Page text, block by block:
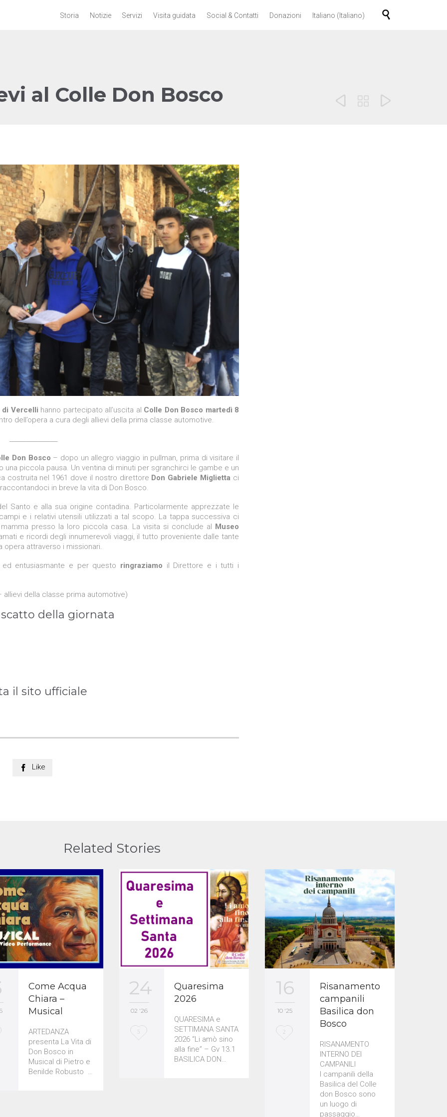
Skip
Storia Notizie Servizi Visita guidata Social & Contatti Donazioni Italiano (Italiano) 
al Colle Don Bosco   
di Vercelli hanno partecipato all’uscita al Colle Don Bosco martedì 8
dell’opera a cura degli allievi della prima classe automotive.
Don Bosco – dopo un allegro viaggio in pullman, prima di visitare il
piccola pausa. Un ventina di minuti per sgranchirci le gambe e un
costruita nel 1961 dove il nostro direttore Don Gabriele Miglietta ci
in breve la vita di Don Bosco.
Santo e alla sua origine contadina. Particolarmente apprezzate le
e i relativi utensili utilizzati a tal scopo. La tappa successiva ci
presso la loro piccola casa. La visita si conclude al Museo
e ricordi degli innumerevoli viaggi, il tutto proveniente dalle tante
opera attraverso i missionari.
entusiasmante e per questo ringraziamo il Direttore e i tutti i
allievi della classe prima automotive)
della giornata
il sito ufficiale
 Like
Related Stories
Come Acqua
Chiara –
Musical
ARTEDANZA
presenta La Vita di
Don Bosco in
Musical di Pietro e
Benilde Robusto …
24
02 '26
L5
Quaresima
2026
QUARESIMA e
SETTIMANA SANTA
2026 “Li amò sino
alla fine” – Gv 13.1
BASILICA DON…
16
10 '25
2
Risanamento
campanili
Basilica don
Bosco
RISANAMENTO
INTERNO DEI
CAMPANILI
I campanili della
Basilica del Colle
don Bosco sono
un luogo di
passaggio…